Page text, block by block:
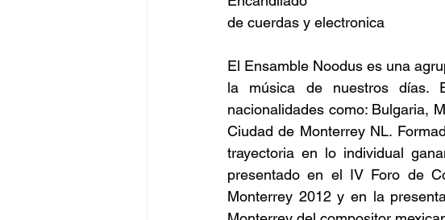
de cuerdas y electronica
El Ensamble Noodus es una
la música de nuestros días.
nacionalidades como: Bulgaria,
Ciudad de Monterrey NL.
trayectoria en lo individual
presentado en el IV Foro de
Monterrey 2012 y en la